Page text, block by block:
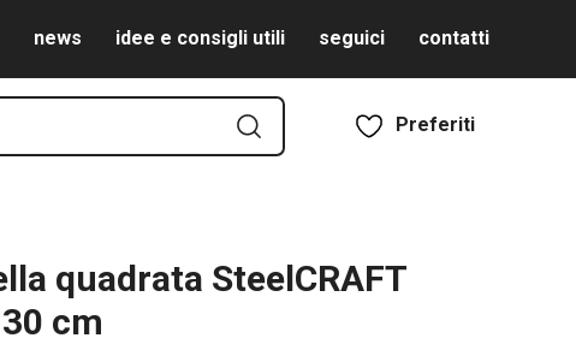
news idee e consigli utili seguici contatti
Preferiti
quadrata SteelCRAFT
cm